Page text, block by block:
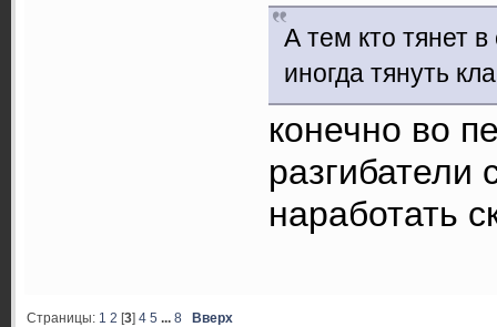
А тем кто тянет
иногда тянуть
конечно во
разгибатели
наработать
Страницы: 1 2 [3]4 5 ...8 Вверх